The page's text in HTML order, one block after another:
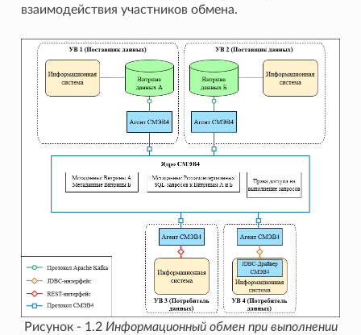
взаимодействия участников обмена.
Рисунок - 1.2 Информационный обмен при выполнении